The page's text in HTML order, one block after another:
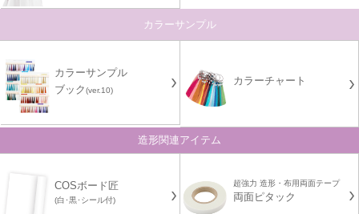
カラーサンプル
カラーサンプル
ブック(ver.10)
カラーチャート
造形関連アイテム
COSボード匠
(白･黒･シール付)
超強力 造形・布用両面テープ
両面ピタック